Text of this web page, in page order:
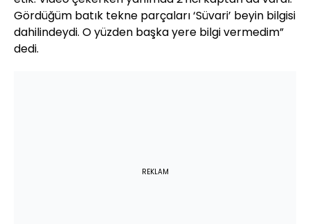
Gördüğüm batık tekne parçaları ‘Süvari’ beyin bilgisi
dahilindeydi. O yüzden başka yere bilgi vermedim”
dedi.
REKLAM